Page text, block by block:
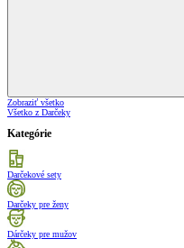
Zobraziť všetko
Všetko z Darčeky
Kategórie
Darčekové sety
Darčeky pre ženy
Dárčeky pre mužov